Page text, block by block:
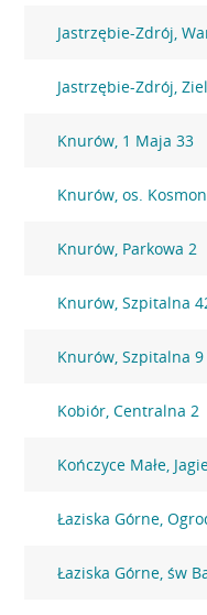
Jastrzębie-Zdrój,
Jastrzębie-Zdrój,
Knurów, 1 Maja 33
Knurów, os.
Knurów, Parkowa 2
Knurów, Szpitalna
Knurów, Szpitalna 9
Kobiór, Centralna 2
Kończyce Małe,
Łaziska Górne,
Łaziska Górne, św